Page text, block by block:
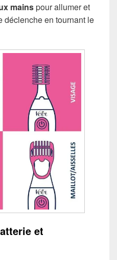
mainspour allumer et
déclenche en tournant le
et